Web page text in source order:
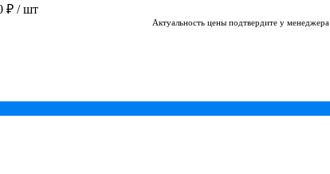
₽ / шт
Актуальность цены подтвердите у менеджера